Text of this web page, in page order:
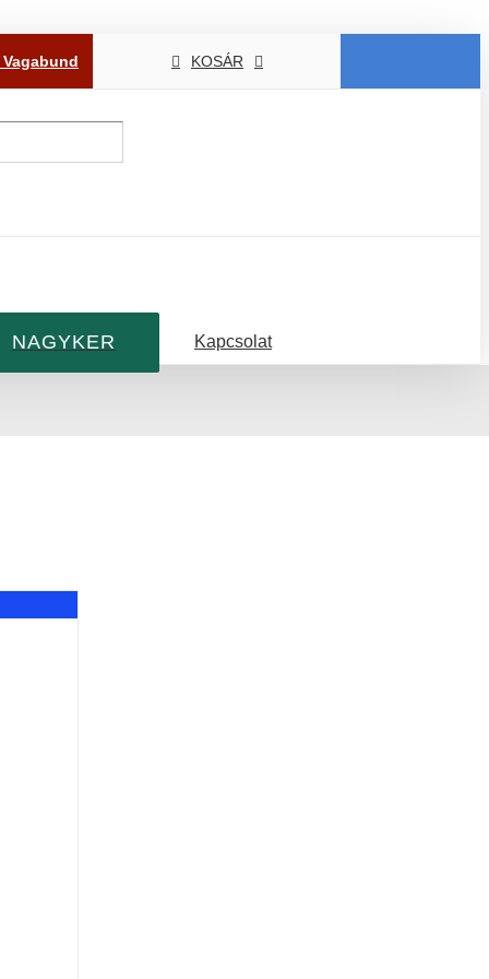
Vagabund KOSÁR
NAGYKER Kapcsolat